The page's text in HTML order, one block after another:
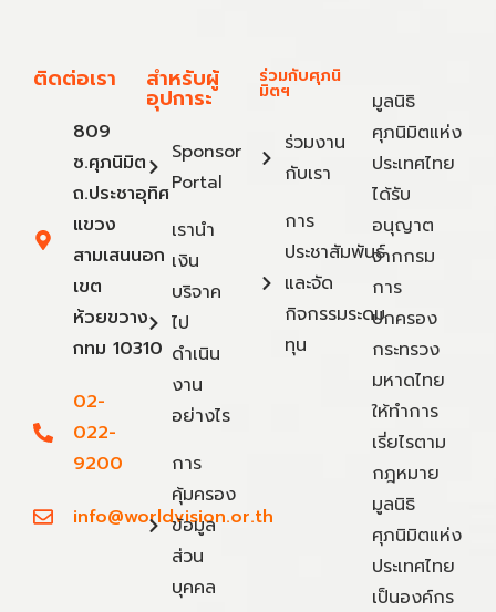
ติดต่อเรา
809
ซ.ศุภนิมิต
ถ.ประชาอุทิศ
แขวง
สามเสนนอก
เขต
ห้วยขวาง
กทม 10310
02-
022-
9200
info@worldvision.or.th
สำหรับผู้
อุปการะ
Sponsor
Portal
เรานำ
เงิน
บริจาค
ไป
ดำเนิน
งาน
อย่างไร
การ
คุ้มครอง
ข้อมูล
ส่วน
บุคคล
ร่วมกับศุภนิ
มิตฯ
ร่วมงาน
กับเรา
การ
ประชาสัมพันธ์
และจัด
กิจกรรมระดม
ทุน
มูลนิธิ
ศุภนิมิตแห่ง
ประเทศไทย
ได้รับ
อนุญาต
จากกรม
การ
ปกครอง
กระทรวง
มหาดไทย
ให้ทำการ
เรี่ยไรตาม
กฎหมาย
มูลนิธิ
ศุภนิมิตแห่ง
ประเทศไทย
เป็นองค์กร